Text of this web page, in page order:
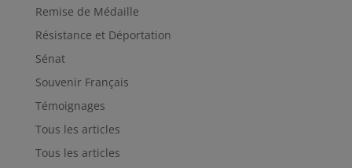
Remise de Médaille
Résistance et Déportation
Sénat
Souvenir Français
Témoignages
Tous les articles
Tous les articles